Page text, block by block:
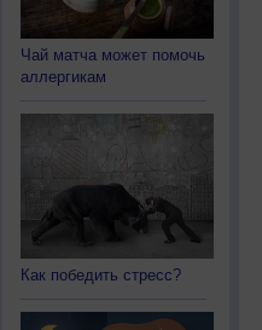
Чай матча может помочь
аллергикам
Как победить стресс?